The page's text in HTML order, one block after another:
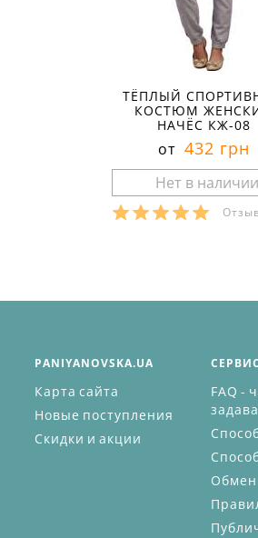
ТЁПЛЫЙ
КОСТЮМ
НАЧЁС КЖ-08
от 432 грн
PANIYANOVSKA.UA
Карта сайта
Новые поступления
Скидки и акции
FAQ -
Обмен